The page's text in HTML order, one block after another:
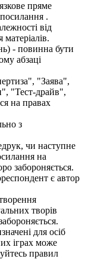
пряме
.
від
- повинна бути
абзаці
"Заява",
"Тест-драйв",
на правах
з
чи наступне
на
забороняється.
є автор
творів
для осіб
іграх може
правил